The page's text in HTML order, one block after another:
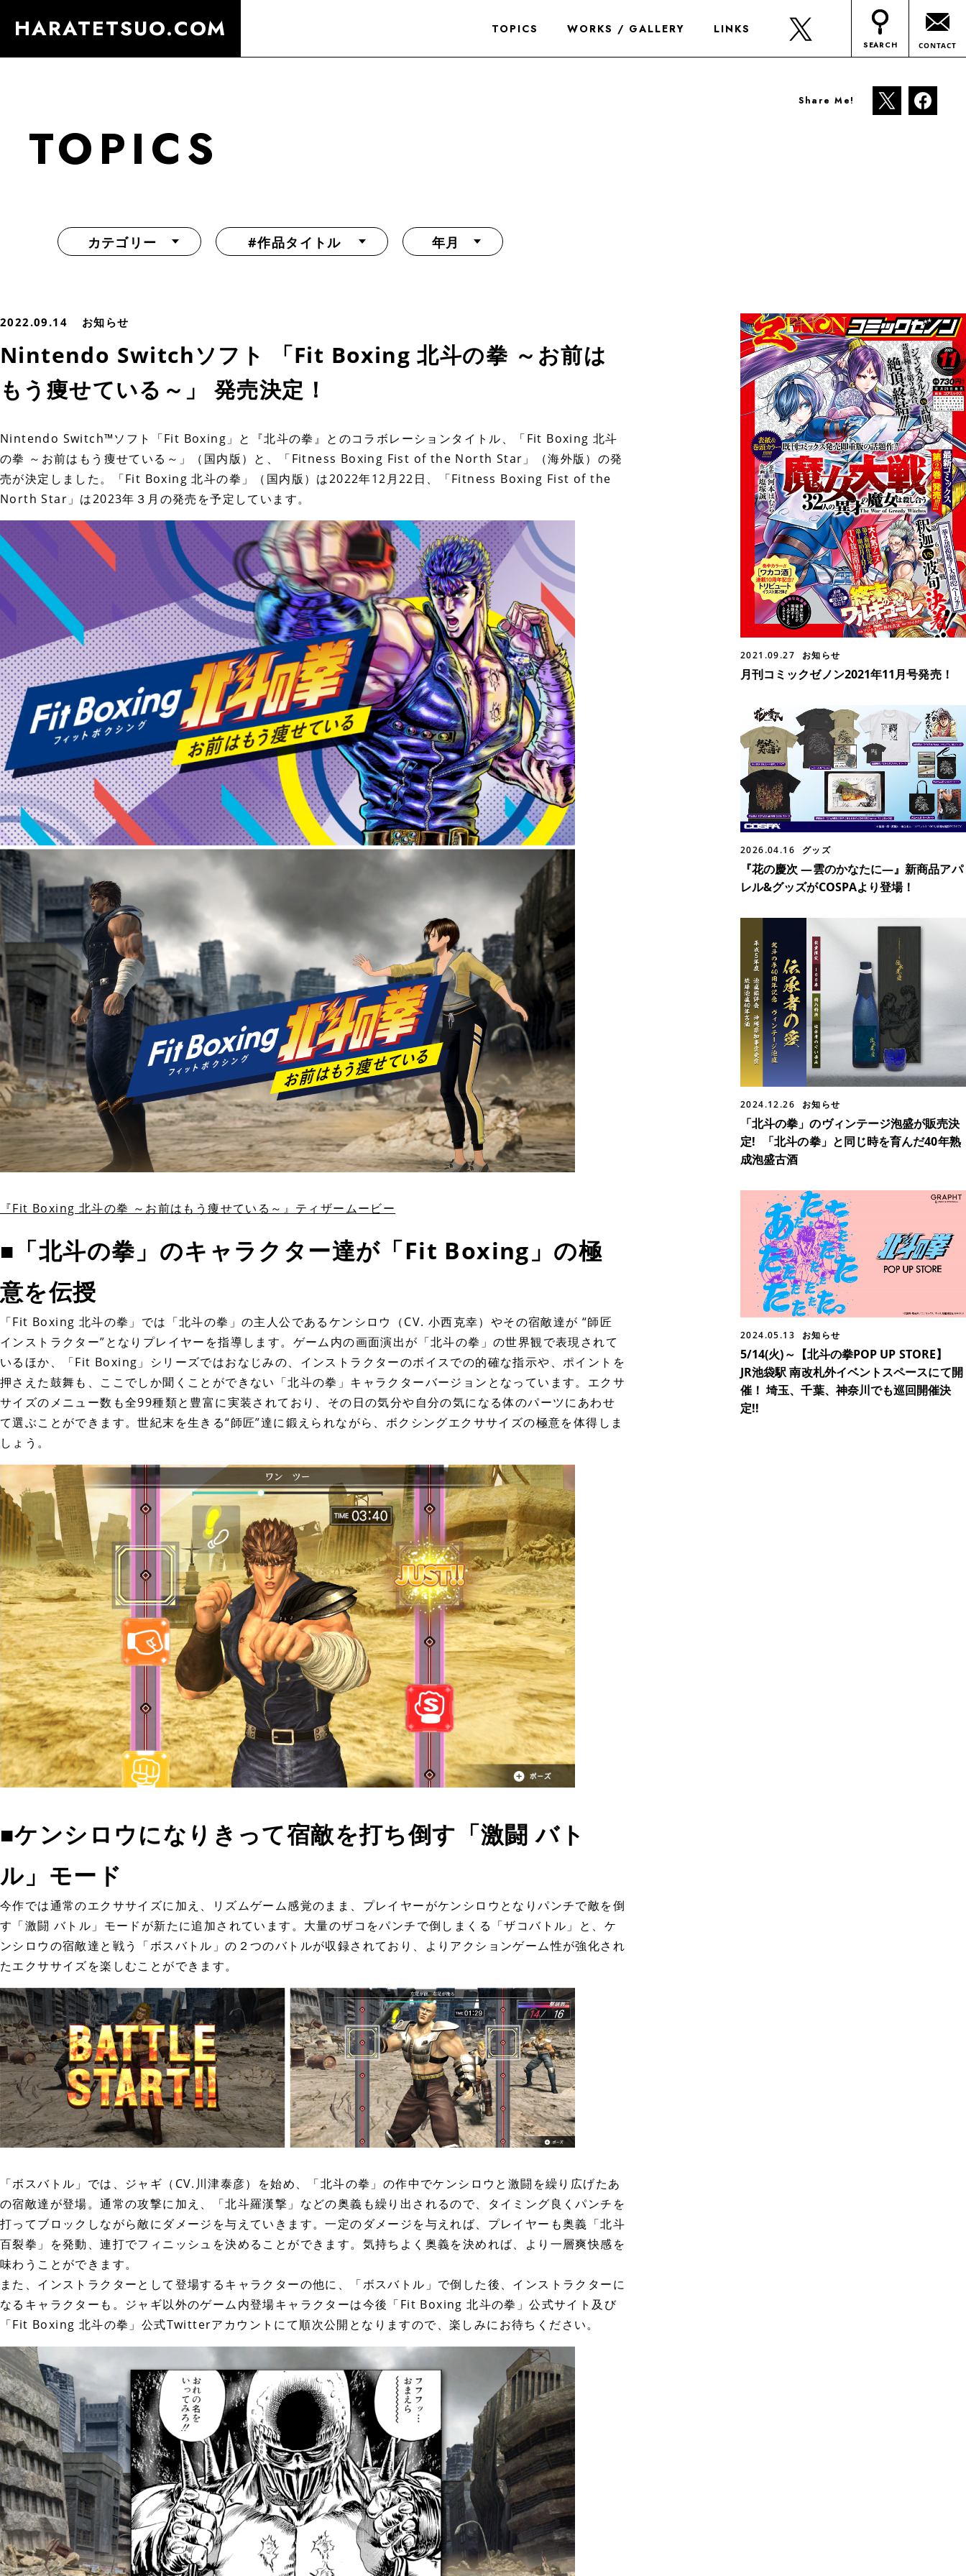
HARATETSUO.COM TOPICS WORKS / GALLERY LINKS
SEARCH CONTACT
Share Me!
TOPICS
カテゴリー #作品タイトル 年月
2022.09.14 お知らせ
Nintendo Switchソフト 「Fit Boxing 北斗の拳 ～お前は
もう痩せている～」 発売決定！
Nintendo Switch™ソフト「Fit Boxing」と『北斗の拳』とのコラボレーションタイトル、「Fit Boxing 北斗
の拳 ～お前はもう痩せている～」（国内版）と、「Fitness Boxing Fist of the North Star」（海外版）の発
売が決定しました。「Fit Boxing 北斗の拳」（国内版）は2022年12月22日、「Fitness Boxing Fist of the
North Star」は2023年３月の発売を予定しています。
『Fit Boxing 北斗の拳 ～お前はもう痩せている～』ティザームービー
■「北斗の拳」のキャラクター達が「Fit Boxing」の極
意を伝授
「Fit Boxing 北斗の拳」では「北斗の拳」の主人公であるケンシロウ（CV. 小西克幸）やその宿敵達が “師匠
インストラクター”となりプレイヤーを指導します。ゲーム内の画面演出が「北斗の拳」の世界観で表現されて
いるほか、「Fit Boxing」シリーズではおなじみの、インストラクターのボイスでの的確な指示や、ポイントを
押さえた鼓舞も、ここでしか聞くことができない「北斗の拳」キャラクターバージョンとなっています。エクサ
サイズのメニュー数も全99種類と豊富に実装されており、その日の気分や自分の気になる体のパーツにあわせ
て選ぶことができます。世紀末を生きる“師匠”達に鍛えられながら、ボクシングエクササイズの極意を体得しま
しょう。
■ケンシロウになりきって宿敵を打ち倒す「激闘 バト
ル」モード
今作では通常のエクササイズに加え、リズムゲーム感覚のまま、プレイヤーがケンシロウとなりパンチで敵を倒
す「激闘 バトル」モードが新たに追加されています。大量のザコをパンチで倒しまくる「ザコバトル」と、ケ
ンシロウの宿敵達と戦う「ボスバトル」の２つのバトルが収録されており、よりアクションゲーム性が強化され
たエクササイズを楽しむことができます。
「ボスバトル」では、ジャギ（CV.川津泰彦）を始め、「北斗の拳」の作中でケンシロウと激闘を繰り広げたあ
の宿敵達が登場。通常の攻撃に加え、「北斗羅漢撃」などの奥義も繰り出されるので、タイミング良くパンチを
打ってブロックしながら敵にダメージを与えていきます。一定のダメージを与えれば、プレイヤーも奥義「北斗
百裂拳」を発動、連打でフィニッシュを決めることができます。気持ちよく奥義を決めれば、より一層爽快感を
味わうことができます。
また、インストラクターとして登場するキャラクターの他に、「ボスバトル」で倒した後、インストラクターに
なるキャラクターも。ジャギ以外のゲーム内登場キャラクターは今後「Fit Boxing 北斗の拳」公式サイト及び
「Fit Boxing 北斗の拳」公式Twitterアカウントにて順次公開となりますので、楽しみにお待ちください。
2021.09.27 お知らせ
月刊コミックゼノン2021年11月号発売！
2026.04.16 グッズ
『花の慶次 ―雲のかなたに―』新商品アパ
レル&グッズがCOSPAより登場！
2024.12.26 お知らせ
「北斗の拳」のヴィンテージ泡盛が販売決
定! 「北斗の拳」と同じ時を育んだ40年熟
成泡盛古酒
2024.05.13 お知らせ
5/14(火)～【北斗の拳POP UP STORE】
JR池袋駅 南改札外イベントスペースにて開
催！ 埼玉、千葉、神奈川でも巡回開催決
定!!